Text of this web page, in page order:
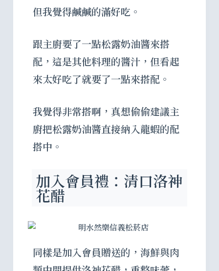
但我覺得鹹鹹的滿好吃。
跟主廚要了一點松露奶油醬來搭
配，這是其他料理的醬汁，但看起
來太好吃了就要了一點來搭配。
我覺得非常搭啊，真想偷偷建議主
廚把松露奶油醬直接納入龍蝦的配
搭中。
加入會員禮：清口洛神
花醋
同樣是加入會員贈送的，海鮮與肉